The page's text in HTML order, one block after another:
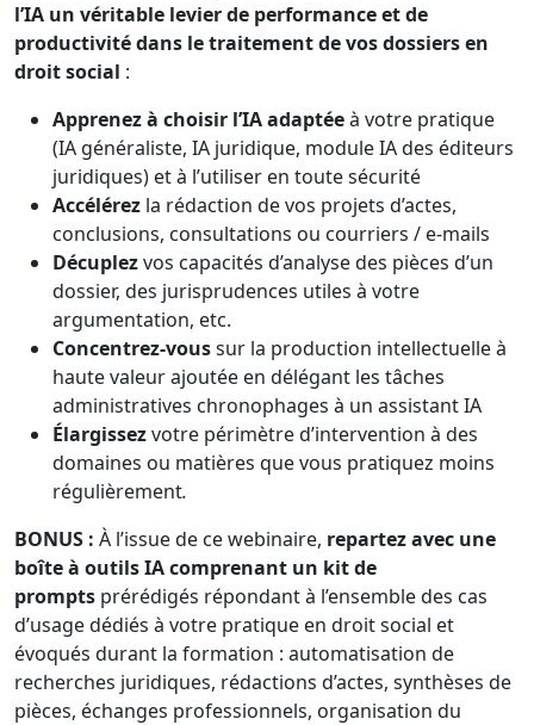
l’IA un véritable levier de performance et de
productivité dans le traitement de vos dossiers en
droit social :
Apprenez à choisir l’IA adaptéeà votre pratique
(IA généraliste, IA juridique, module IA des éditeurs
juridiques) et à l’utiliser en toute sécurité
Accélérez la rédaction de vos projets d’actes,
conclusions, consultations ou courriers / e-mails
Décuplezvos capacités d’analyse des pièces d’un
dossier, des jurisprudences utiles à votre
argumentation, etc.
Concentrez-voussur la production intellectuelle à
haute valeur ajoutée en délégant les tâches
administratives chronophages à un assistant IA
Élargissezvotre périmètre d’intervention à des
domaines ou matières que vous pratiquez moins
régulièrement.
BONUS : À l’issue de ce webinaire, repartez avec une
boîte à outils IA comprenant un kit de
prompts prérédigés répondant à l’ensemble des cas
d’usage dédiés à votre pratique en droit social et
évoqués durant la formation : automatisation de
recherches juridiques, rédactions d’actes, synthèses de
pièces, échanges professionnels, organisation du